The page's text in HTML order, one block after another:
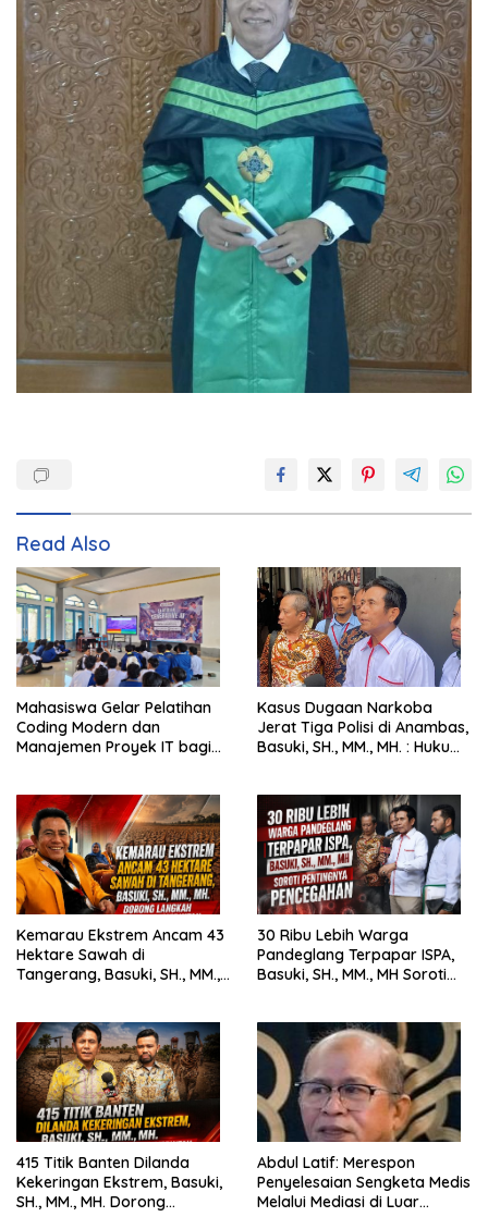
Read Also
Mahasiswa Gelar Pelatihan
Coding Modern dan
Manajemen Proyek IT bagi
Kasus Dugaan Narkoba
Jerat Tiga Polisi di Anambas,
Basuki, SH., MM., MH. : Hukum
Kemarau Ekstrem Ancam 43
Hektare Sawah di
Tangerang, Basuki, SH., MM.,
30 Ribu Lebih Warga
Pandeglang Terpapar ISPA,
Basuki, SH., MM., MH Soroti
415 Titik Banten Dilanda
Kekeringan Ekstrem, Basuki,
SH., MM., MH. Dorong
Abdul Latif: Merespon
Penyelesaian Sengketa Medis
Melalui Mediasi di Luar